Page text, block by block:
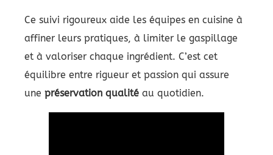
Ce suivi rigoureux aide les équipes en cuisine à
affiner leurs pratiques, à limiter le gaspillage
et à valoriser chaque ingrédient. C’est cet
équilibre entre rigueur et passion qui assure
une préservation qualité au quotidien.